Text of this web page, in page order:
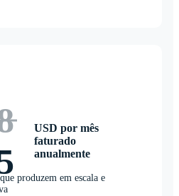
USD por mês
faturado
anualmente
produzem em escala e